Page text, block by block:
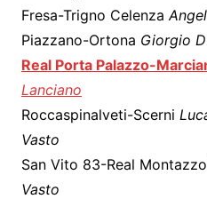
Fresa-Trigno Celenza
Piazzano-Ortona Giorgio
Real Porta Palazzo-
Lanciano
Roccaspinalveti-Scerni
Vasto
San Vito 83-Real
Vasto